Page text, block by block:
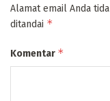
Alamat email Anda
ditandai *
Komentar *